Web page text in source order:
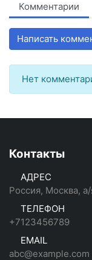
Комментарии
Написать
Нет
Контакты
АДРЕС
Россия, Москва,
ТЕЛЕФОН
+7123456789
EMAIL
abc@example.com